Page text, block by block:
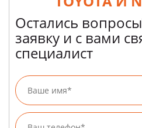
Остались
заявку и с вами
специалист